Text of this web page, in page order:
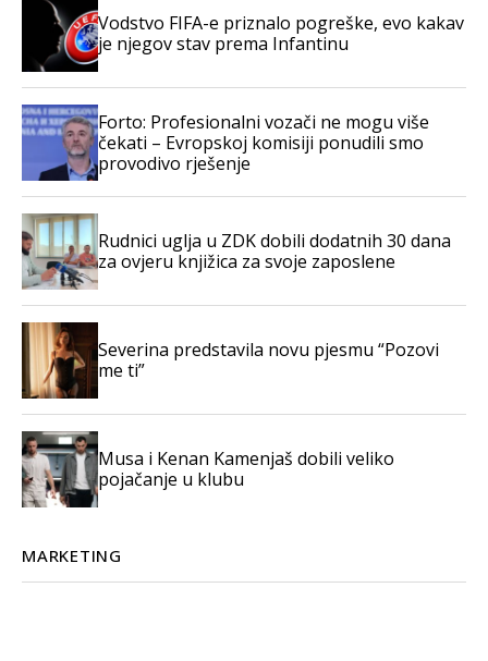
Vodstvo FIFA-e priznalo pogreške, evo kakav
je njegov stav prema Infantinu
Forto: Profesionalni vozači ne mogu više
čekati – Evropskoj komisiji ponudili smo
provodivo rješenje
Rudnici uglja u ZDK dobili dodatnih 30 dana
za ovjeru knjižica za svoje zaposlene
Severina predstavila novu pjesmu “Pozovi
me ti”
Musa i Kenan Kamenjaš dobili veliko
pojačanje u klubu
MARKETING